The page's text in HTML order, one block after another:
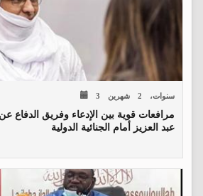
3 سنوات، 2 شهرين
مرافعات قوية بين الإدعاء وفريق الدفاع
عبد العزيز أمام الجنائية الدولية